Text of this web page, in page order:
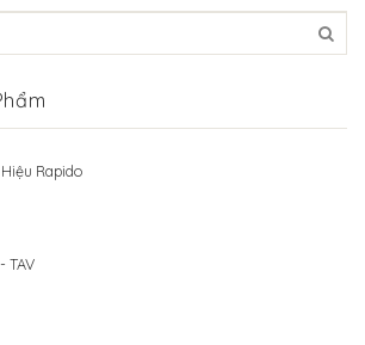
Rapido
TAV